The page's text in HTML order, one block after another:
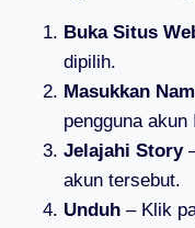
Buka Situs
dipilih.
Masukkan
pengguna
Jelajahi Story
akun tersebut.
Unduh – Klik